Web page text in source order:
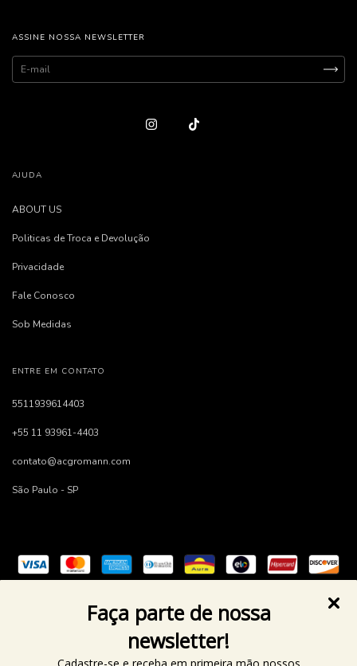
Faça parte de nossa
newsletter!
ASSINE NOSSA NEWSLETTER
AJUDA
ABOUT US
Politicas de Troca e Devolução
Privacidade
Fale Conosco
Sob Medidas
ENTRE EM CONTATO
5511939614403
+55 11 93961-4403
contato@acgromann.com
São Paulo - SP